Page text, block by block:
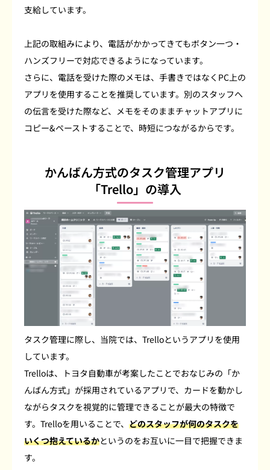
支給しています。
上記の取組みにより、電話がかかってきてもボタン一つ・
ハンズフリーで対応できるようになっています。
さらに、電話を受けた際のメモは、手書きではなくPC上の
アプリを使用することを推奨しています。別のスタッフへ
の伝言を受けた際など、メモをそのままチャットアプリに
コピー&ペーストすることで、時短につながるからです。
かんばん方式のタスク管理アプリ
「Trello」の導入
タスク管理に際し、当院では、Trelloというアプリを使用
しています。
Trelloは、トヨタ自動車が考案したことでおなじみの「か
んばん方式」が採用されているアプリで、カードを動かし
ながらタスクを視覚的に管理できることが最大の特徴で
す。Trelloを用いることで、 どのスタッフが何のタスクを
いくつ抱えているかというのをお互いに一目で把握できま
す。